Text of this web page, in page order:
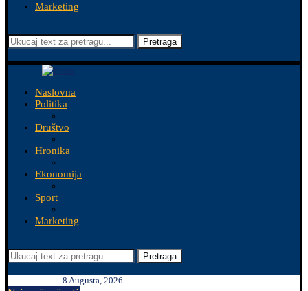
Marketing
Pretraga
Naslovna
Politika
Društvo
Hronika
Ekonomija
Sport
Marketing
Pretraga
8 Augusta, 2026